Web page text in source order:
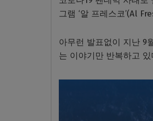
그램 ‘알 프레스코’(Al
아무런 발표없이 지난 9
는 이야기만 반복하고 있